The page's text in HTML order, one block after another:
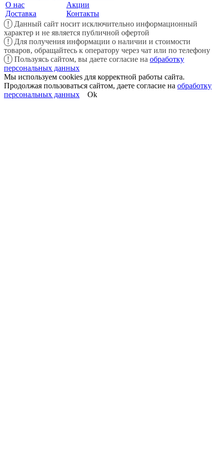
О нас
Доставка
Акции
Контакты
!
Данный сайт носит исключительно информационный
характер и не является публичной офертой
!
Для получения информации о наличии и стоимости
товаров, обращайтесь к оператору через чат или по телефону
!
Пользуясь сайтом, вы даете согласие на обработку
персональных данных
Мы используем cookies для корректной работы сайта.
Продолжая пользоваться сайтом, даете согласие на обработку
персональных данных
Ok